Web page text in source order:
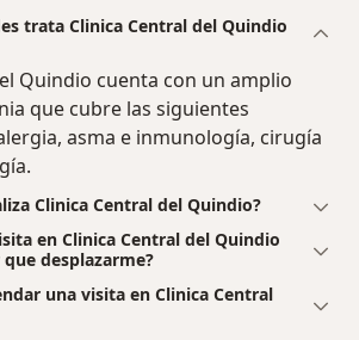
trata Clinica Central del Quindio
Quindio cuenta con un amplio
que cubre las siguientes
asma e inmunología, cirugía
Clinica Central del Quindio?
en Clinica Central del Quindio
desplazarme?
una visita en Clinica Central